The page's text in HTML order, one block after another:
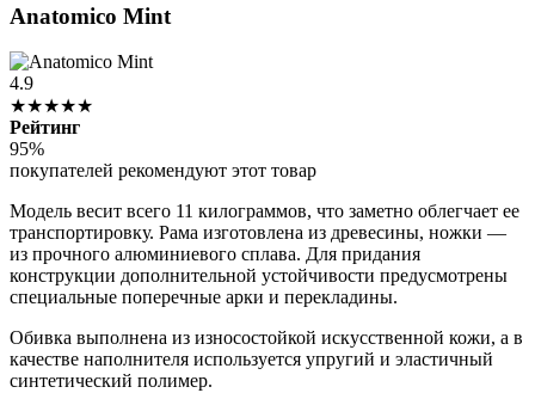
Anatomico Mint
4.9
★★★★★
Рейтинг
95%
покупателей рекомендуют этот товар
Модель весит всего 11 килограммов, что заметно облегчает ее
транспортировку. Рама изготовлена из древесины, ножки —
из прочного алюминиевого сплава. Для придания
конструкции дополнительной устойчивости предусмотрены
специальные поперечные арки и перекладины.
Обивка выполнена из износостойкой искусственной кожи, а в
качестве наполнителя используется упругий и эластичный
синтетический полимер.